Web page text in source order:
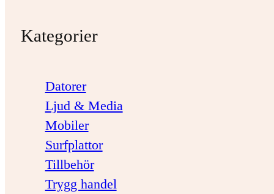
Kategorier
Datorer
Ljud & Media
Mobiler
Surfplattor
Tillbehör
Trygg handel